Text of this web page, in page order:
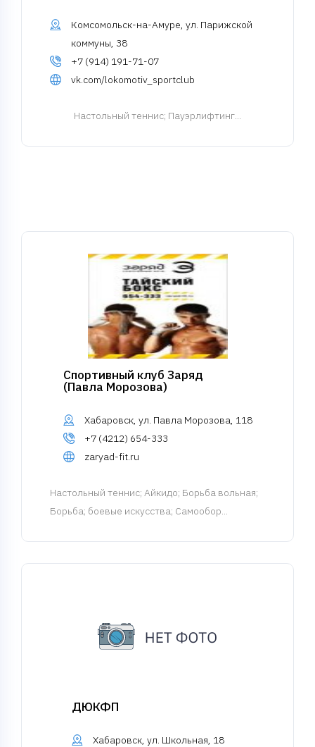
Комсомольск-на-Амуре, ул. Парижской
коммуны, 38
+7 (914) 191-71-07
vk.com/lokomotiv_sportclub
Настольный теннис; Пауэрлифтинг...
Спортивный клуб Заряд
(Павла Морозова)
Хабаровск, ул. Павла Морозова, 118
+7 (4212) 654-333
zaryad-fit.ru
Настольный теннис; Айкидо; Борьба вольная;
Борьба; боевые искусства; Самообор...
ДЮКФП
Хабаровск, ул. Школьная, 18